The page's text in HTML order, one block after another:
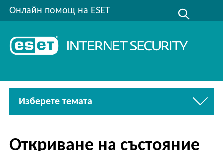
Онлайн помощ на ESET
Изберете темата
Откриване на състояние